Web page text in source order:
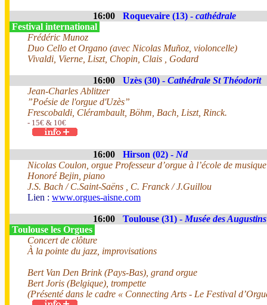
16:00 Roquevaire (13) - cathédrale
Festival international
Frédéric Munoz
Duo Cello et Organo (avec Nicolas Muñoz, violoncelle)
Vivaldi, Vierne, Liszt, Chopin, Clais , Godard
16:00 Uzès (30) - Cathédrale St Théodorit
Jean-Charles Ablitzer
”Poésie de l'orgue d'Uzès”
Frescobaldi, Clérambault, Böhm, Bach, Liszt, Rinck.
- 15€ & 10€
16:00 Hirson (02) - Nd
Nicolas Coulon, orgue Professeur d’orgue à l’école de
Honoré Bejin, piano
J.S. Bach / C.Saint-Saëns , C. Franck / J.Guillou
Lien : www.orgues-aisne.com
16:00 Toulouse (31) - Musée des Augustins
Toulouse les Orgues
Concert de clôture
À la pointe du jazz, improvisations
Bert Van Den Brink (Pays-Bas), grand orgue
Bert Joris (Belgique), trompette
(Présenté dans le cadre « Connecting Arts - Le Festival